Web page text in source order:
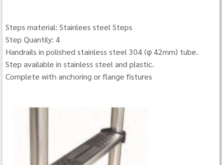
Steps material: Stainlees steel Steps
Step Quantily: 4
Handrails in polished stainless steel 304 (φ 42mm) tube.
Step available in stainless steel and plastic.
Complete with anchoring or flange fistures